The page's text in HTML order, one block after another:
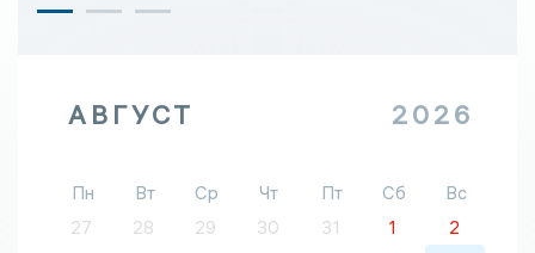
АВГУСТ 2026
Пн Вт Ср Чт Пт Сб
Вс
27
28 29 30 31 1
2